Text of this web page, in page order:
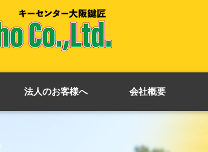
法人のお客様へ 会社概要